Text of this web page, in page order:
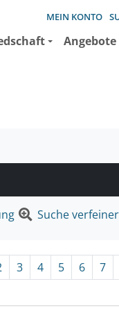
MEIN KONTO
Angebote
Suche
3 4 5 6 7